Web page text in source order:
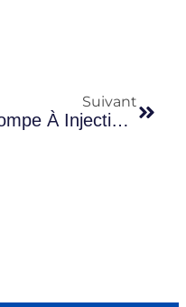
Suivant
Pompe À Injection M9R710 : Tests Avant Montage